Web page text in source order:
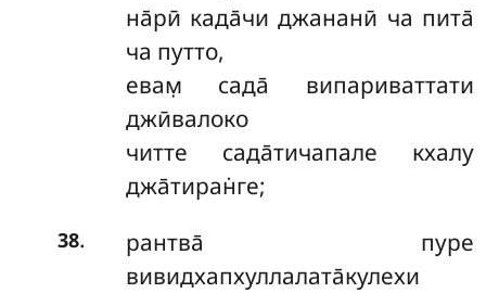
на̄рӣ када̄чи джананӣ ча пита̄
ча путто,
евам̣ сада̄ випариваттати
джӣвалоко
читте сада̄тичапале кхалу
джа̄тиран̇ге;
38.
рантва̄ пуре
вивидхапхуллалата̄кулехи